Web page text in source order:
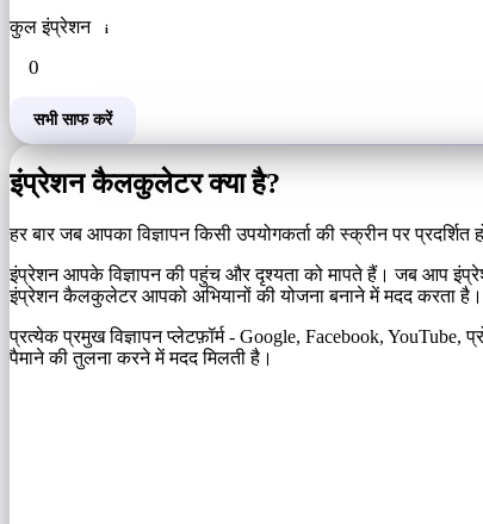
कुल इंप्रेशन i
सभी साफ करें
इंप्रेशन कैलकुलेटर क्या है?
हर बार जब आपका विज्ञापन किसी उपयोगकर्ता की स्क्रीन पर प्रदर्शित
इंप्रेशन आपके विज्ञापन की पहुंच और दृश्यता को मापते हैं। जब आप
इंप्रेशन कैलकुलेटर आपको अभियानों की योजना बनाने में मदद करता है।
प्रत्येक प्रमुख विज्ञापन प्लेटफ़ॉर्म - Google, Facebook,
पैमाने की तुलना करने में मदद मिलती है।